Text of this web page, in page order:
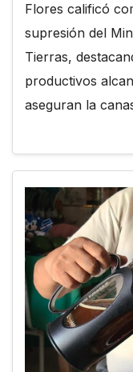
Flores calificó
supresión del
Tierras,
productivos
aseguran la